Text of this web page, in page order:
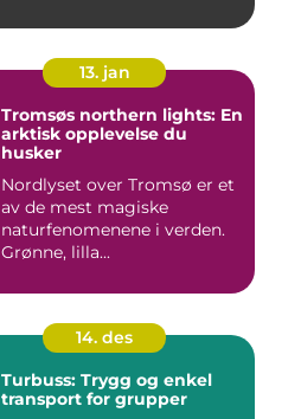
13. jan
Tromsøs northern lights: En
arktisk opplevelse du
husker
Nordlyset over Tromsø er et
av de mest magiske
naturfenomenene i verden.
Grønne, lilla...
14. des
Turbuss: Trygg og enkel
transport for grupper